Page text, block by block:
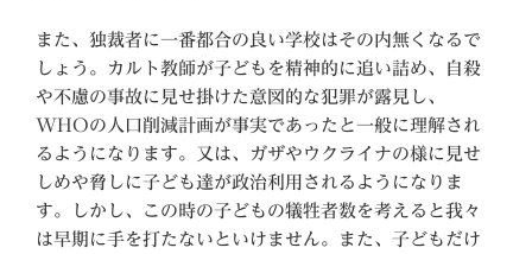
また、独裁者に一番都合の良い学校はその内無くなるで
しょう。カルト教師が子どもを精神的に追い詰め、自殺
や不慮の事故に見せ掛けた意図的な犯罪が露見し、
WHOの人口削減計画が事実であったと一般に理解され
るようになります。又は、ガザやウクライナの様に見せ
しめや脅しに子ども達が政治利用されるようになりま
す。しかし、この時の子どもの犠牲者数を考えると我々
は早期に手を打たないといけません。また、子どもだけ